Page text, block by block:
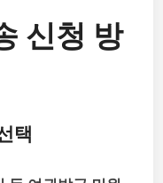
신청 방
택